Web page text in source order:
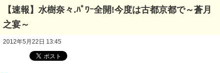
【速報】水樹奈々.ﾊﾟﾜｰ全開!今度は古都京都で～蒼月
之宴～
2012年5月22日 13:45